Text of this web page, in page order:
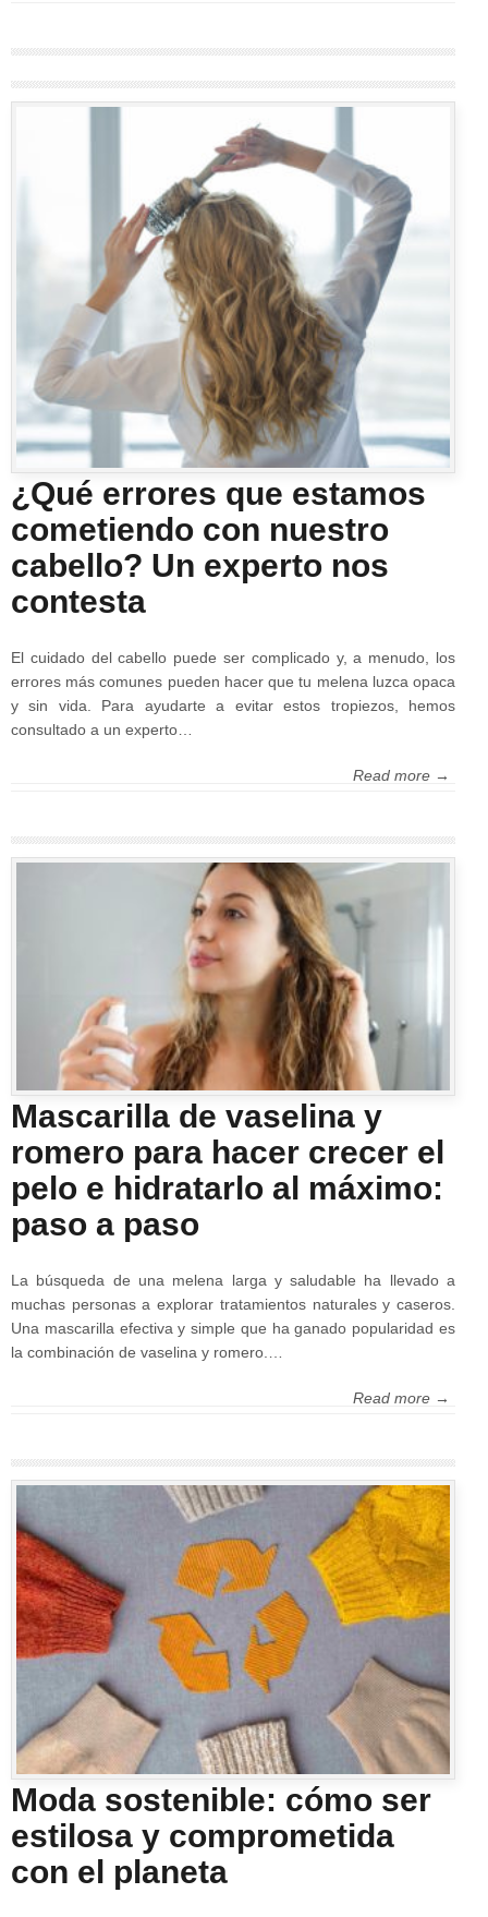
¿Qué errores que estamos
cometiendo con nuestro
cabello? Un experto nos
contesta
El cuidado del cabello puede ser complicado y, a menudo, los
errores más comunes pueden hacer que tu melena luzca opaca
y sin vida. Para ayudarte a evitar estos tropiezos, hemos
consultado a un experto…
Read more →
Mascarilla de vaselina y
romero para hacer crecer el
pelo e hidratarlo al máximo:
paso a paso
La búsqueda de una melena larga y saludable ha llevado a
muchas personas a explorar tratamientos naturales y caseros.
Una mascarilla efectiva y simple que ha ganado popularidad es
la combinación de vaselina y romero.…
Read more →
Moda sostenible: cómo ser
estilosa y comprometida
con el planeta